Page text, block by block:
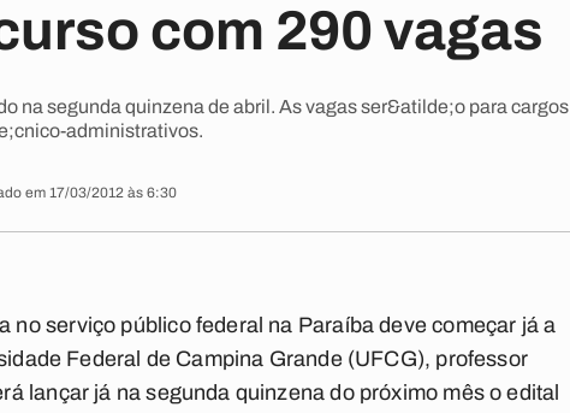
com 290 vagas
na segunda quinzena de abril. As vagas ser&atilde;o para cargos
administrativos.
em 17/03/2012 às 6:30
no serviço público federal na Paraíba deve começar já a
Federal de Campina Grande (UFCG), professor
lançar já na segunda quinzena do próximo mês o edital